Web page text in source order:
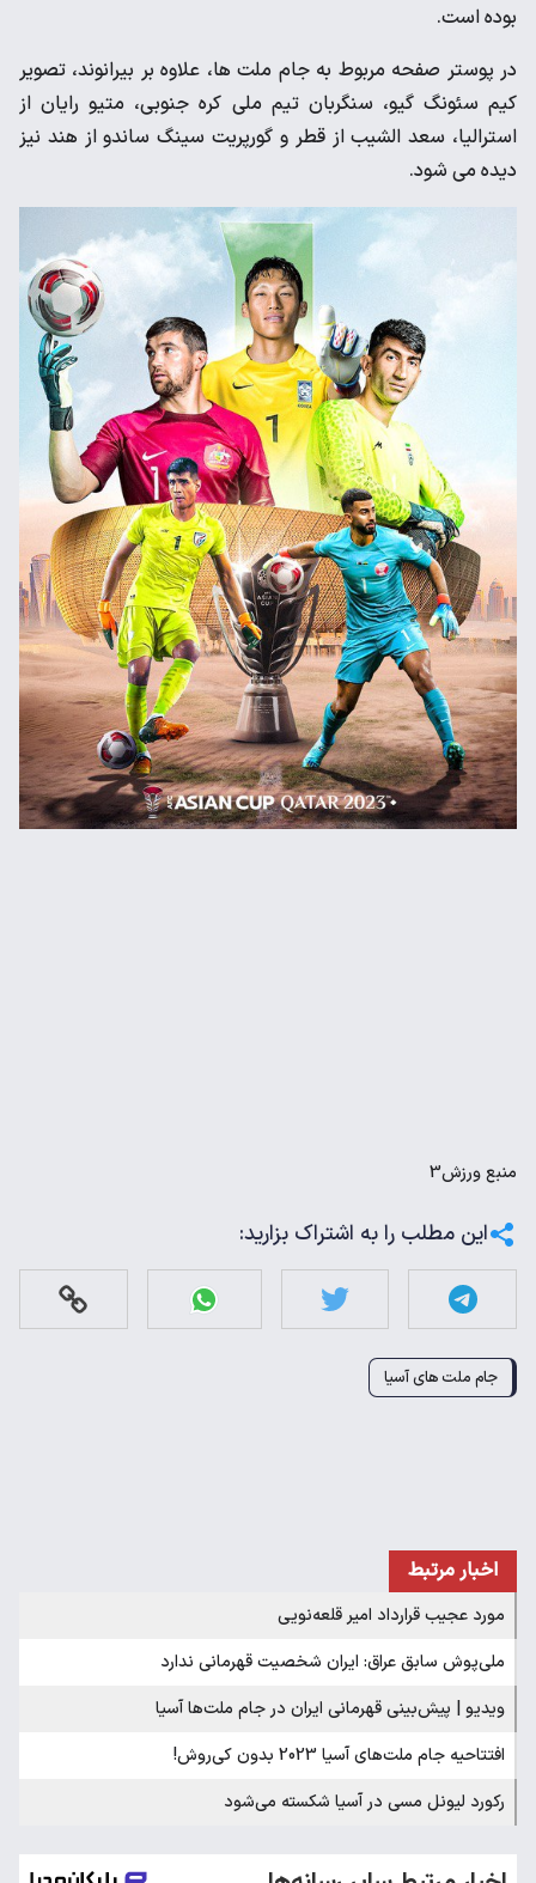
بوده است.
در پوستر صفحه مربوط به جام ملت ها، علاوه بر بیرانوند، تصویر
کیم سئونگ گیو، سنگربان تیم ملی کره جنوبی، متیو رایان از
استرالیا، سعد الشیب از قطر و گورپریت سینگ ساندو از هند نیز
دیده می شود.
منبعورزش3
این مطلب را به اشتراک بزارید:
جام ملت های آسیا
اخبار مرتبط
مورد عجیب قرارداد امیر قلعه‌نویی
ملی‌پوش سابق عراق: ایران شخصیت قهرمانی ندارد
ویدیو | پیش‌بینی قهرمانی ایران در جام ملت‌ها آسیا
افتتاحیه جام ملت‌های آسیا 2023 بدون کی‌روش!
رکورد لیونل مسی در آسیا شکسته می‌شود